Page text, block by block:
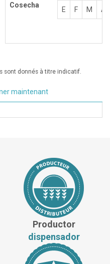
Cosecha
E F M A
sont donnés à titre indicatif.
maintenant
Productor
dispensador